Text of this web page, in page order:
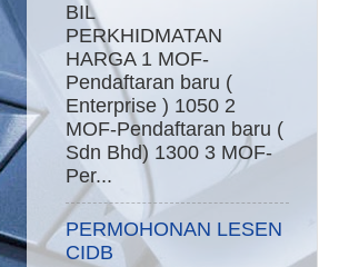
BIL
PERKHIDMATAN
HARGA 1 MOF-
Pendaftaran baru (
Enterprise ) 1050 2
MOF-Pendaftaran baru (
Sdn Bhd) 1300 3 MOF-
Per...
PERMOHONAN LESEN
CIDB